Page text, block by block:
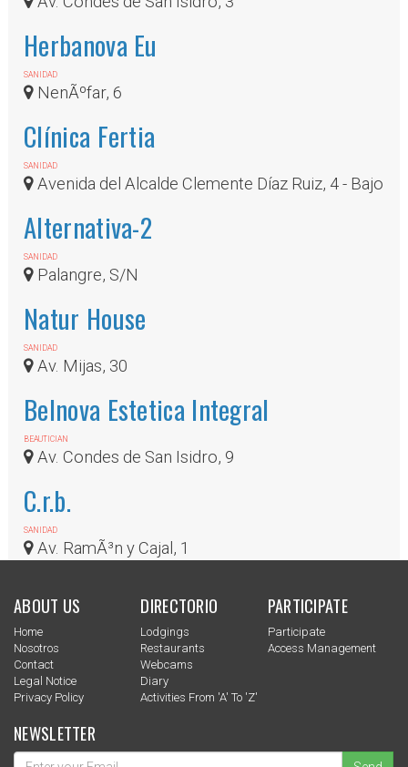
Herbanova Eu
SANIDAD
NenÃºfar, 6
Clínica Fertia
SANIDAD
Avenida del Alcalde Clemente Díaz Ruiz, 4 - Bajo
Alternativa-2
SANIDAD
Palangre, S/N
Natur House
SANIDAD
Av. Mijas, 30
Belnova Estetica Integral
BEAUTICIAN
Av. Condes de San Isidro, 9
C.r.b.
SANIDAD
Av. RamÃ³n y Cajal, 1
ABOUT US
Home
Nosotros
Contact
Legal Notice
Privacy Policy
DIRECTORIO
Lodgings
Restaurants
Webcams
Diary
Activities From 'a' To 'z'
PARTICIPATE
Participate
Access Management
NEWSLETTER